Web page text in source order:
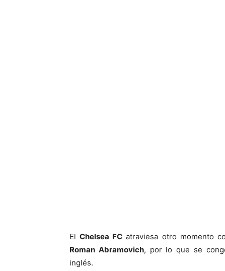
ElChelsea FC atraviesa otro momento
Roman Abramovich, por lo que se
inglés.